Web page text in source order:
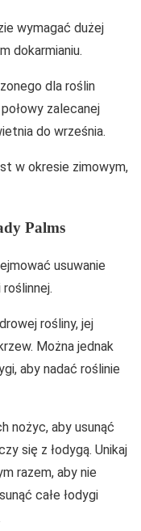
wymagać dużej
dokarmianiu.
dla roślin
zalecanej
do września.
w okresie zimowym,
Palms
usuwanie
rośliny, jej
Można jednak
aby nadać roślinie
nożyc, aby usunąć
się z łodygą. Unikaj
razem, aby nie
całe łodygi